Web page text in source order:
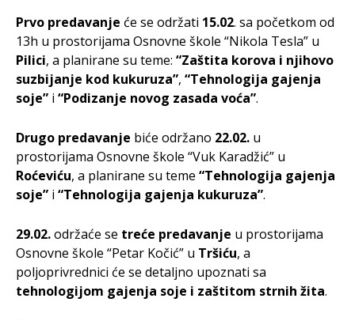
Prvo predavanje će se održati 15.02. sa početkom od
13h u prostorijama Osnovne škole “Nikola Tesla” u
Pilici, a planirane su teme: “Zaštita korova i njihovo
suzbijanje kod kukuruza”, “Tehnologija gajenja
soje” i “Podizanje novog zasada voća”.
Drugo predavanje biće održano 22.02. u
prostorijama Osnovne škole “Vuk Karadžić” u
Roćeviću, a planirane su teme “Tehnologija gajenja
soje” i “Tehnologija gajenja kukuruza”.
29.02.održaće se treće predavanje u prostorijama
Osnovne škole “Petar Kočić” u Tršiću, a
poljoprivrednici će se detaljno upoznati sa
tehnologijom gajenja soje i zaštitom strnih žita.